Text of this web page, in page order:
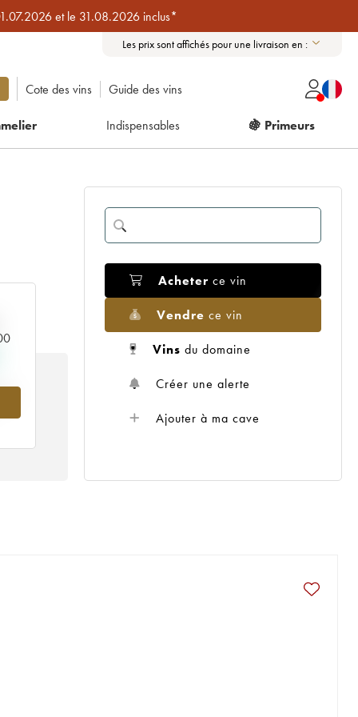
et le 31.08.2026 inclus*
Les prix sont affichés pour une livraison en :
Cote des vins Guide des vins
Indispensables 🍇 Primeurs
Acheter ce vin
Vendre ce vin
Vins du domaine
Créer une alerte
Ajouter à ma cave